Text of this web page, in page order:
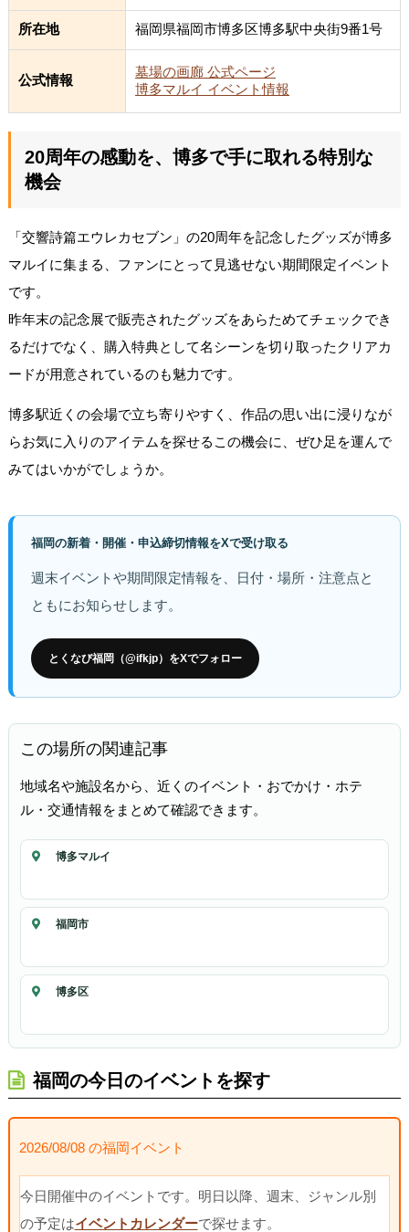
所在地 福岡県福岡市博多区博多駅中央街9番1号
公式情報
墓場の画廊 公式ページ
博多マルイ イベント情報
20周年の感動を、博多で手に取れる特別な
機会
「交響詩篇エウレカセブン」の20周年を記念したグッズが博多
マルイに集まる、ファンにとって見逃せない期間限定イベント
です。
昨年末の記念展で販売されたグッズをあらためてチェックでき
るだけでなく、購入特典として名シーンを切り取ったクリアカ
ードが用意されているのも魅力です。
博多駅近くの会場で立ち寄りやすく、作品の思い出に浸りなが
らお気に入りのアイテムを探せるこの機会に、ぜひ足を運んで
みてはいかがでしょうか。
福岡の新着・開催・申込締切情報をXで受け取る
週末イベントや期間限定情報を、日付・場所・注意点と
ともにお知らせします。
とくなび福岡（@ifkjp）をXでフォロー
この場所の関連記事
地域名や施設名から、近くのイベント・おでかけ・ホテ
ル・交通情報をまとめて確認できます。
博多マルイ
福岡市
博多区
福岡の今日のイベントを探す
2026/08/08 の福岡イベント
今日開催中のイベントです。明日以降、週末、ジャンル別
の予定はイベントカレンダーで探せます。